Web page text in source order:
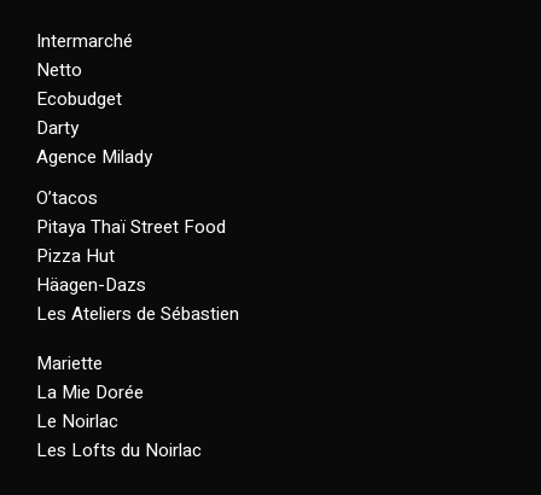
Intermarché
Netto
Ecobudget
Darty
Agence Milady
O’tacos
Pitaya Thaï Street Food
Pizza Hut
Häagen-Dazs
Les Ateliers de Sébastien
Mariette
La Mie Dorée
Le Noirlac
Les Lofts du Noirlac